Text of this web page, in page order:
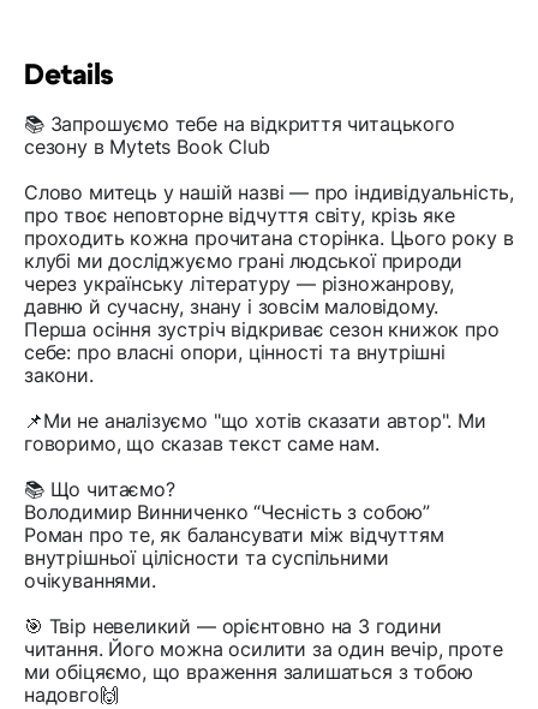
Details
📚 Запрошуємо тебе на відкриття читацького
сезону в Mytets Book Club
Слово митець у нашій назві — про індивідуальність,
про твоє неповторне відчуття світу, крізь яке
проходить кожна прочитана сторінка. Цього року в
клубі ми досліджуємо грані людської природи
через українську літературу — різножанрову,
давню й сучасну, знану і зовсім маловідому.
Перша осіння зустріч відкриває сезон книжок про
себе: про власні опори, цінності та внутрішні
закони.
📌Ми не аналізуємо "що хотів сказати автор". Ми
говоримо, що сказав текст саме нам.
📚 Що читаємо?
Володимир Винниченко “Чесність з собою”
Роман про те, як балансувати між відчуттям
внутрішньої цілісности та суспільними
очікуваннями.
🎯 Твір невеликий — орієнтовно на 3 години
читання. Його можна осилити за один вечір, проте
ми обіцяємо, що враження залишаться з тобою
надовго🙌